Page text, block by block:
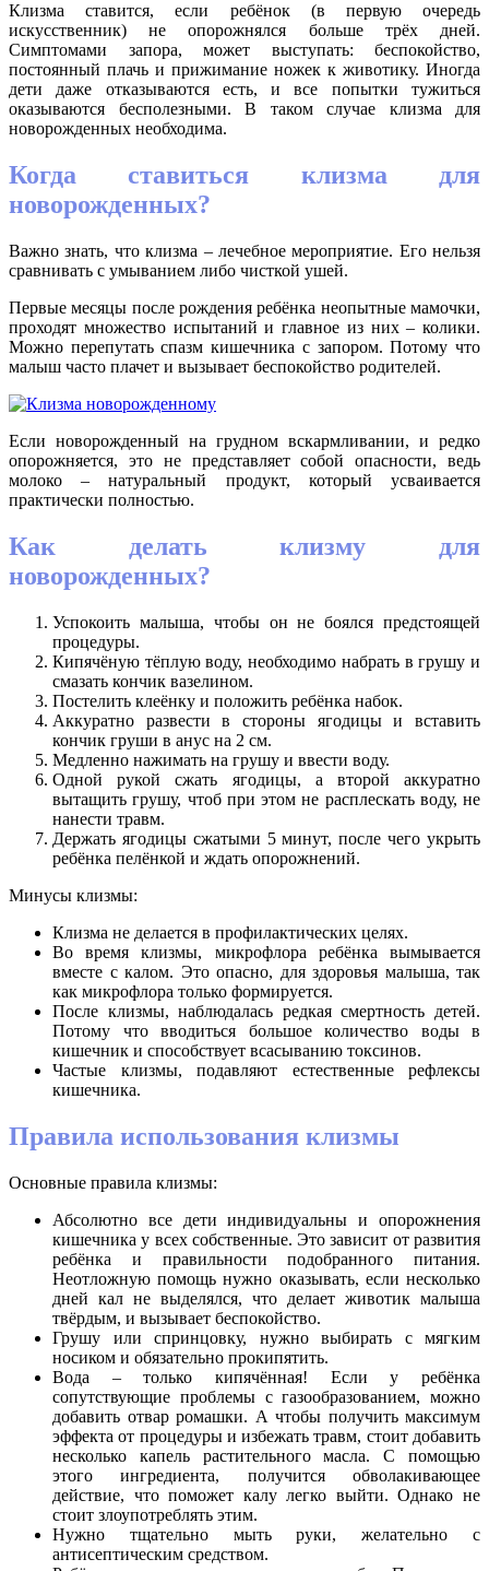
Клизма ставится, если ребёнок (в первую очередь
искусственник) не опорожнялся больше трёх дней.
Симптомами запора, может выступать: беспокойство,
постоянный плачь и прижимание ножек к животику. Иногда
дети даже отказываются есть, и все попытки тужиться
оказываются бесполезными. В таком случае клизма для
новорожденных необходима.
Когда ставиться клизма для
новорожденных?
Важно знать, что клизма – лечебное мероприятие. Его нельзя
сравнивать с умыванием либо чисткой ушей.
Первые месяцы после рождения ребёнка неопытные мамочки,
проходят множество испытаний и главное из них – колики.
Можно перепутать спазм кишечника с запором. Потому что
малыш часто плачет и вызывает беспокойство родителей.
Если новорожденный на грудном вскармливании, и редко
опорожняется, это не представляет собой опасности, ведь
молоко – натуральный продукт, который усваивается
практически полностью.
Как делать клизму для
новорожденных?
Успокоить малыша, чтобы он не боялся предстоящей
процедуры.
Кипячёную тёплую воду, необходимо набрать в грушу и
смазать кончик вазелином.
Постелить клеёнку и положить ребёнка набок.
Аккуратно развести в стороны ягодицы и вставить
кончик груши в анус на 2 см.
Медленно нажимать на грушу и ввести воду.
Одной рукой сжать ягодицы, а второй аккуратно
вытащить грушу, чтоб при этом не расплескать воду, не
нанести травм.
Держать ягодицы сжатыми 5 минут, после чего укрыть
ребёнка пелёнкой и ждать опорожнений.
Минусы клизмы:
Клизма не делается в профилактических целях.
Во время клизмы, микрофлора ребёнка вымывается
вместе с калом. Это опасно, для здоровья малыша, так
как микрофлора только формируется.
После клизмы, наблюдалась редкая смертность детей.
Потому что вводиться большое количество воды в
кишечник и способствует всасыванию токсинов.
Частые клизмы, подавляют естественные рефлексы
кишечника.
Правила использования клизмы
Основные правила клизмы:
Абсолютно все дети индивидуальны и опорожнения
кишечника у всех собственные. Это зависит от развития
ребёнка и правильности подобранного питания.
Неотложную помощь нужно оказывать, если несколько
дней кал не выделялся, что делает животик малыша
твёрдым, и вызывает беспокойство.
Грушу или спринцовку, нужно выбирать с мягким
носиком и обязательно прокипятить.
Вода – только кипячённая! Если у ребёнка
сопутствующие проблемы с газообразованием, можно
добавить отвар ромашки. А чтобы получить максимум
эффекта от процедуры и избежать травм, стоит добавить
несколько капель растительного масла. С помощью
этого ингредиента, получится обволакивающее
действие, что поможет калу легко выйти. Однако не
стоит злоупотреблять этим.
Нужно тщательно мыть руки, желательно с
антисептическим средством.